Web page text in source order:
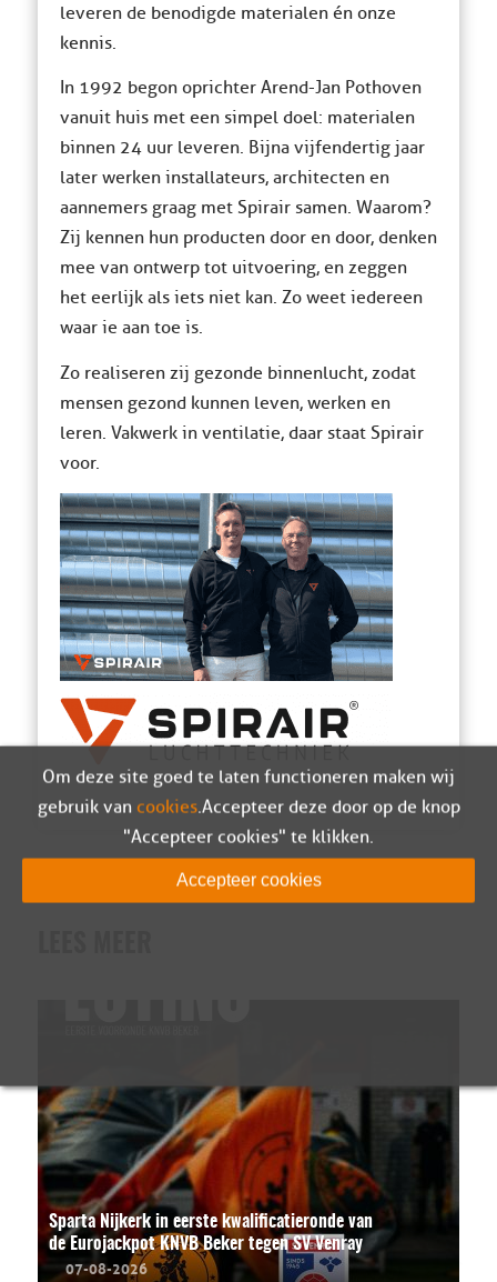
leveren de benodigde materialen én onze
kennis.
In 1992 begon oprichter Arend-Jan Pothoven
vanuit huis met een simpel doel: materialen
binnen 24 uur leveren. Bijna vijfendertig jaar
later werken installateurs, architecten en
aannemers graag met Spirair samen. Waarom?
Zij kennen hun producten door en door, denken
mee van ontwerp tot uitvoering, en zeggen
het eerlijk als iets niet kan. Zo weet iedereen
waar ie aan toe is.
Zo realiseren zij gezonde binnenlucht, zodat
mensen gezond kunnen leven, werken en
leren. Vakwerk in ventilatie, daar staat Spirair
voor.
Sparta Nijkerk in eerste kwalificatieronde van
de Eurojackpot KNVB Beker tegen SV Venray
07-08-2026
Om deze site goed te laten functioneren maken wij
gebruik van cookies. Accepteer deze door op de knop
"Accepteer cookies" te klikken.
Accepteer cookies